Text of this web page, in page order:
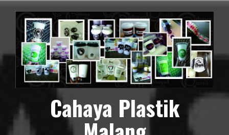
konten
Cahaya Plastik